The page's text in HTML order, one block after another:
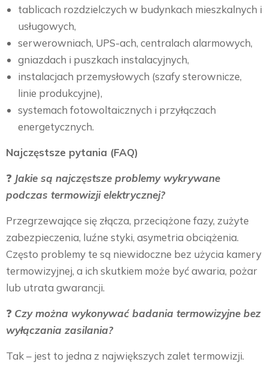
tablicach rozdzielczych w budynkach mieszkalnych i
usługowych,
serwerowniach, UPS-ach, centralach alarmowych,
gniazdach i puszkach instalacyjnych,
instalacjach przemysłowych (szafy sterownicze,
linie produkcyjne),
systemach fotowoltaicznych i przyłączach
energetycznych.
Najczęstsze pytania (FAQ)
❓ Jakie są najczęstsze problemy wykrywane
podczas termowizji elektrycznej?
Przegrzewające się złącza, przeciążone fazy, zużyte
zabezpieczenia, luźne styki, asymetria obciążenia.
Często problemy te są niewidoczne bez użycia kamery
termowizyjnej, a ich skutkiem może być awaria, pożar
lub utrata gwarancji.
❓ Czy można wykonywać badania termowizyjne bez
wyłączania zasilania?
Tak – jest to jedna z największych zalet termowizji.